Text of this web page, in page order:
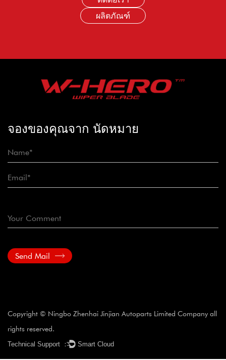
ผลิตภัณฑ์
จองของคุณจาก นัดหมาย
Send Mail
Copyright © Ningbo Zhenhai Jinjian Autoparts Limited Company all
rights reserved.
Technical Support ： Smart Cloud